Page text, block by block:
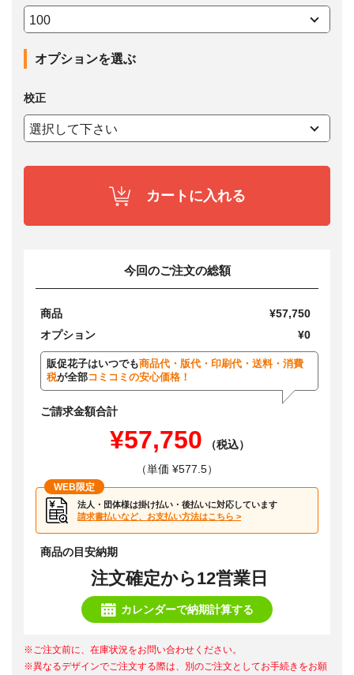
オプションを選ぶ
校正
カートに入れる
今回のご注文の総額
商品
¥57,750
オプション
¥0
販促花子はいつでも商品代・版代・印刷代・送料・消費
税が全部コミコミの安心価格！
ご請求金額合計
¥57,750
（税込）
（単価 ¥577.5）
WEB限定
法人・団体様は掛け払い・後払いに対応しています
請求書払いなど、お支払い方法はこちら >
商品の目安納期
注文確定から12営業日
カレンダーで納期計算する
※ご注文前に、在庫状況をお問い合わせください。
※異なるデザインでご注文する際は、別のご注文としてお手続きをお願